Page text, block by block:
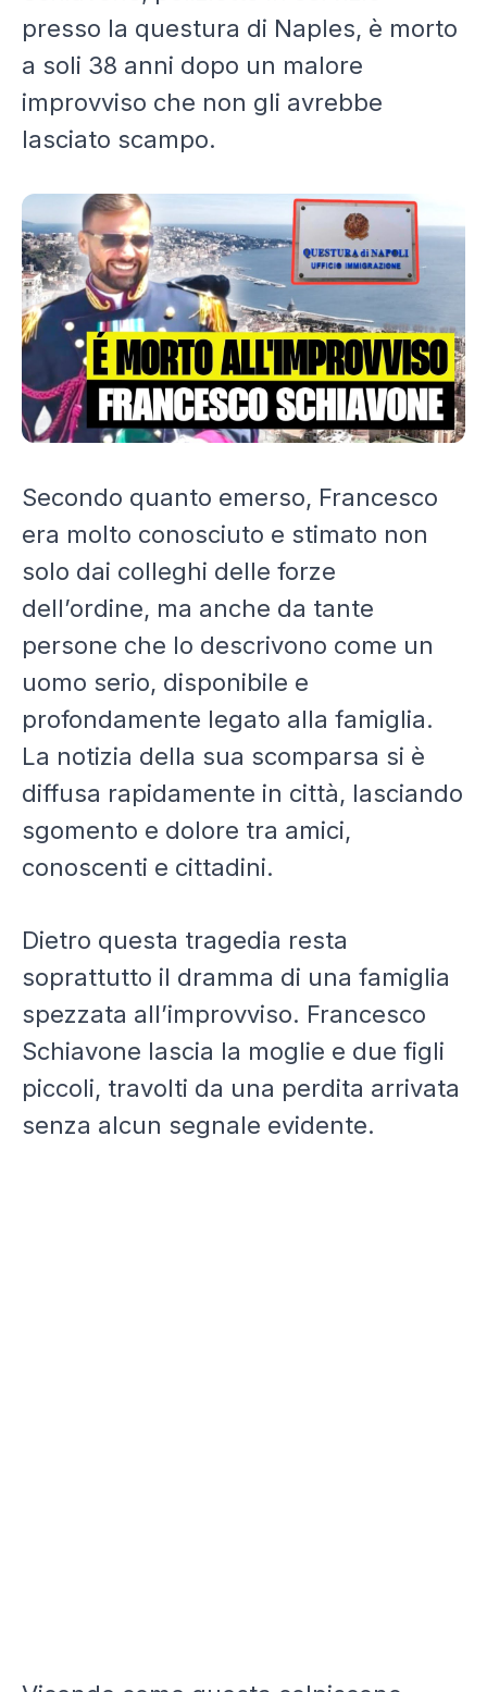
presso la questura di Naples, è morto
a soli 38 anni dopo un malore
improvviso che non gli avrebbe
lasciato scampo.
Secondo quanto emerso, Francesco
era molto conosciuto e stimato non
solo dai colleghi delle forze
dell’ordine, ma anche da tante
persone che lo descrivono come un
uomo serio, disponibile e
profondamente legato alla famiglia.
La notizia della sua scomparsa si è
diffusa rapidamente in città, lasciando
sgomento e dolore tra amici,
conoscenti e cittadini.
Dietro questa tragedia resta
soprattutto il dramma di una famiglia
spezzata all’improvviso. Francesco
Schiavone lascia la moglie e due figli
piccoli, travolti da una perdita arrivata
senza alcun segnale evidente.